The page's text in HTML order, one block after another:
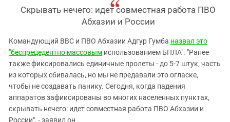
Скрывать нечего: идет совместная работа ПВО
Абхазии и России
Командующий ВВС и ПВО Абхазии Адгур Гумба назвал это
"беспрецедентно массовым использованием БПЛА". "Ранее
также фиксировались единичные пролеты - до 5-7 штук, часть
из которых сбивалась, но мы не предавали это огласке,
чтобы не создавать панику. Сегодня, когда падения
аппаратов зафиксированы во многих населенных пунктах,
скрывать нечего: идет совместная работа ПВО Абхазии и
России", - заявил он.